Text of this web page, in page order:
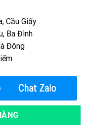
Cầu Giấy
Ba Đình
Đông